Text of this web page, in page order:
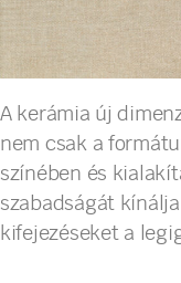
A kerámia új
nem csak a
színében és
szabadságát
kifejezéseket a